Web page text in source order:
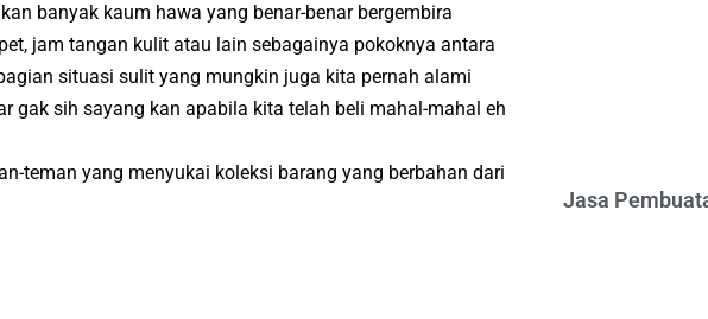
banyak kaum hawa yang benar-benar bergembira
jam tangan kulit atau lain sebagainya pokoknya antara
situasi sulit yang mungkin juga kita pernah alami
gak sih sayang kan apabila kita telah beli mahal-mahal eh
teman yang menyukai koleksi barang yang berbahan dari
Jasa